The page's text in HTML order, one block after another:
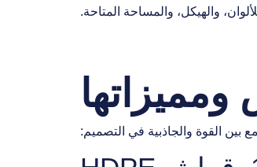
والهيكل، والمساحة المتاحة.
بين القوة والجاذبية في التصميم: